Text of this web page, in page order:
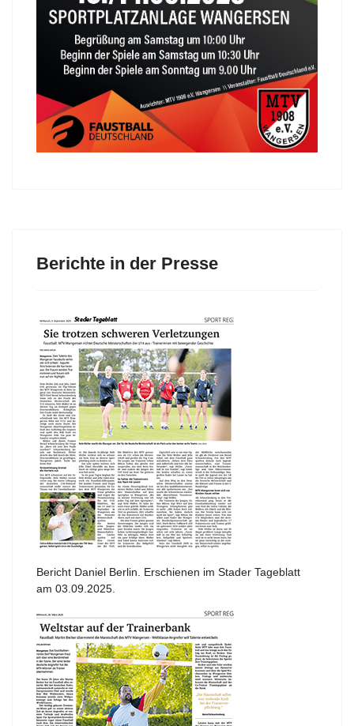
Berichte in der Presse
Bericht Daniel Berlin. Erschienen im Stader Tageblatt
am 03.09.2025.